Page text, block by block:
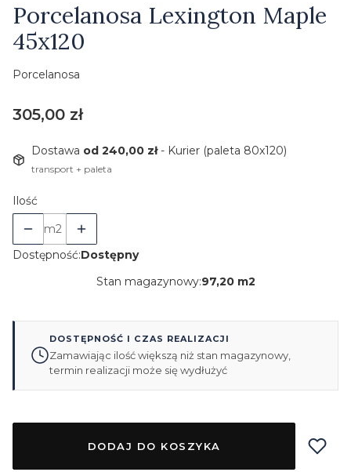
Porcelanosa Lexington Maple
45x120
Porcelanosa
Cena
305,00 zł
Dostawa od 240,00 zł- Kurier (paleta 80x120)
transport + paleta
Ilość
m2
Dostępność:Dostępny
Stan magazynowy:97,20 m2
DOSTĘPNOŚĆ I CZAS REALIZACJI
Zamawiając ilość większą niż stan magazynowy,
termin realizacji może się wydłużyć
DODAJ DO KOSZYKA